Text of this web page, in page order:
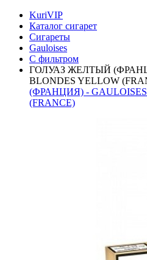
KuriVIP
Каталог сигарет
Сигареты
Gauloises
С фильтром
ГОЛУАЗ ЖЕЛТЫЙ
BLONDES YELLOW
(ФРАНЦИЯ) -
(FRANCE)